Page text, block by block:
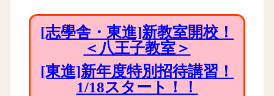
[志學舎・東進]新教室開校！
＜八王子教室＞
[東進]新年度特別招待講習！
1/18スタート！！